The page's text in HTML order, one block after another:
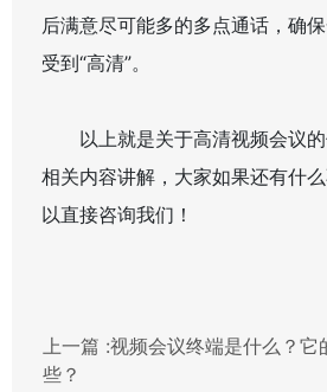
后满意尽可能多的多点通话，确
受到“高清”。
以上就是关于高清视频会议的
相关内容讲解，大家如果还有什
以直接咨询我们！
上一篇 :视频会议终端是什么？它
些？